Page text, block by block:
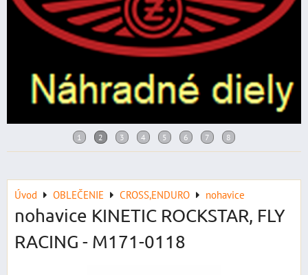
Úvod OBLEČENIE CROSS,ENDURO nohavice
nohavice KINETIC ROCKSTAR, FLY
RACING - M171-0118